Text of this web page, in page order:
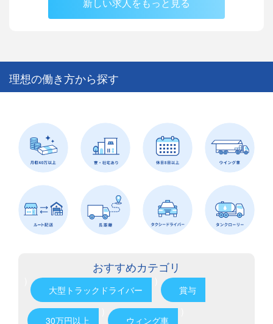
新しい求人をもっと見る
理想の働き方から探す
おすすめカテゴリ
大型トラックドライバー 賞与
30万円以上 ウィング車